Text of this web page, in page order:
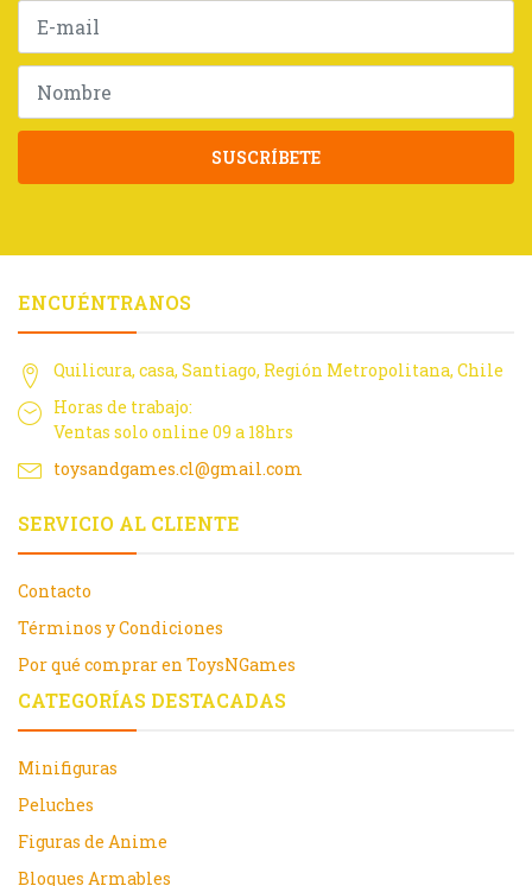
SUSCRÍBETE
ENCUÉNTRANOS
Quilicura, casa, Santiago, Región Metropolitana, Chile
Horas de trabajo:
Ventas solo online 09 a 18hrs
toysandgames.cl@gmail.com
SERVICIO AL CLIENTE
Contacto
Términos y Condiciones
Por qué comprar en ToysNGames
CATEGORÍAS DESTACADAS
Minifiguras
Peluches
Figuras de Anime
Bloques Armables